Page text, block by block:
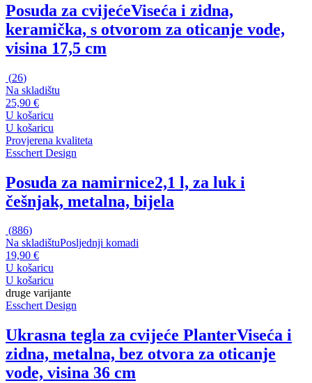
Posuda za cvijećeViseća i zidna,
keramička, s otvorom za oticanje vode,
visina 17,5 cm
(26)
Na skladištu
25,90 €
U košaricu
U košaricu
Provjerena kvaliteta
Esschert Design
Posuda za namirnice2,1 l, za luk i
češnjak, metalna, bijela
(886)
Na skladištuPosljednji komadi
19,90 €
U košaricu
U košaricu
druge varijante
Esschert Design
Ukrasna tegla za cvijeće PlanterViseća i
zidna, metalna, bez otvora za oticanje
vode, visina 36 cm